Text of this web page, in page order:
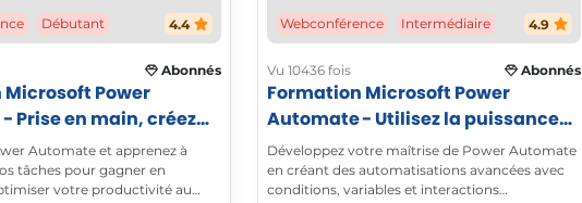
Débutant 4.4
Abonnés
Power
Prise en main, créez
flux
Automate et apprenez à
tâches pour gagner en
votre productivité au
Webconférence Intermédiaire 4.9
Vu 10436 fois Abonnés
Formation Microsoft Power
Automate - Utilisez la puissance
de l’automatisation
Développez votre maîtrise de Power Automate
en créant des automatisations avancées avec
conditions, variables et interactions